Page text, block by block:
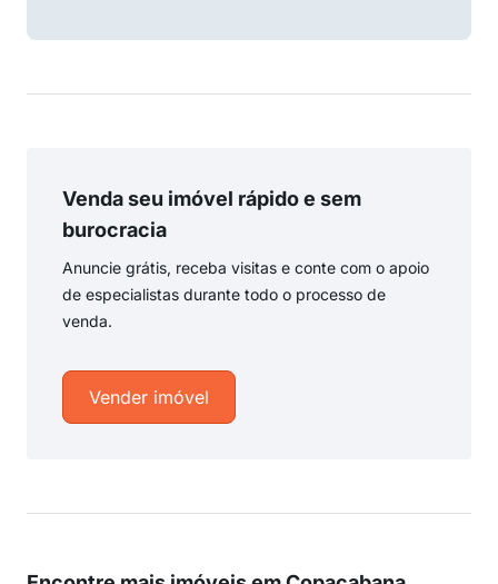
Venda seu imóvel rápido e sem
burocracia
Anuncie grátis, receba visitas e conte com o apoio
de especialistas durante todo o processo de
venda.
Vender imóvel